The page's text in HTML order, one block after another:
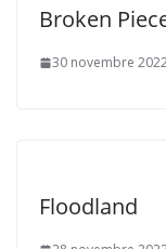
Broken
30 novembre
Floodland